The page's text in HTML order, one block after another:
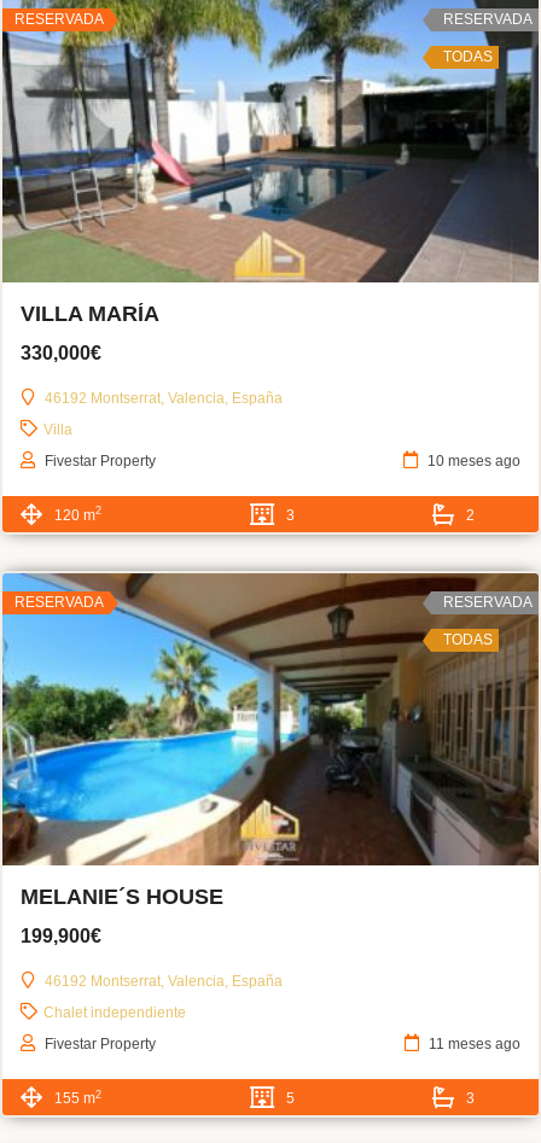
RESERVADA RESERVADA
TODAS
VILLA MARÍA
330,000€
46192 Montserrat, Valencia, España
Villa
Fivestar Property
10 meses ago
120 m2 3 2
RESERVADA RESERVADA
TODAS
MELANIE´S HOUSE
199,900€
46192 Montserrat, Valencia, España
Chalet independiente
Fivestar Property
11 meses ago
155 m2 5 3